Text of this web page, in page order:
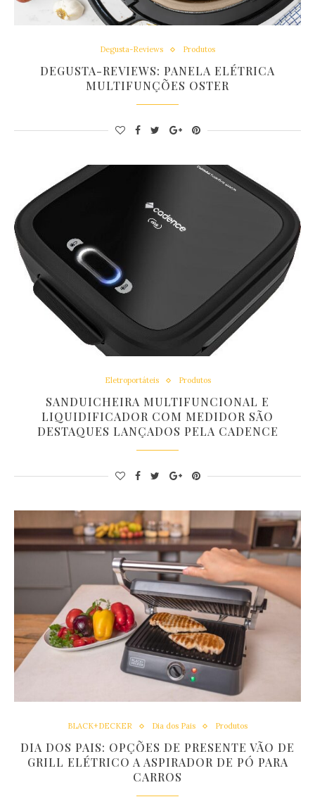
Degusta-Reviews Produtos
DEGUSTA-REVIEWS: PANELA ELÉTRICA
MULTIFUNÇÕES OSTER
Eletroportáteis Produtos
SANDUICHEIRA MULTIFUNCIONAL E
LIQUIDIFICADOR COM MEDIDOR SÃO
DESTAQUES LANÇADOS PELA CADENCE
BLACK+DECKER Dia dos Pais Produtos
DIA DOS PAIS: OPÇÕES DE PRESENTE VÃO DE
GRILL ELÉTRICO A ASPIRADOR DE PÓ PARA
CARROS